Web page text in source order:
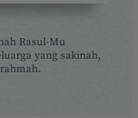
Rasul-Mu
yang sakinah,